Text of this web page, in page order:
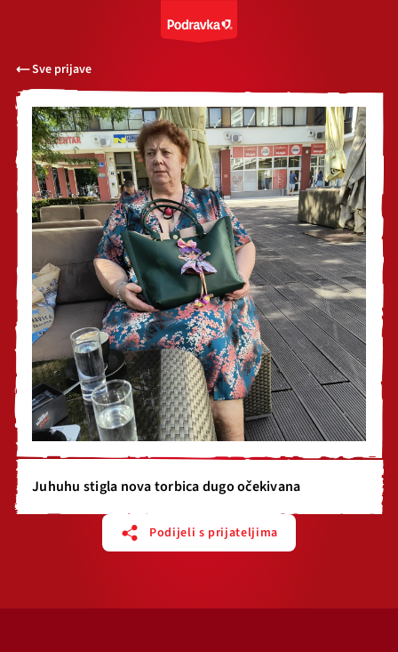
Sve prijave
Juhuhu stigla nova torbica dugo očekivana
Podijeli s prijateljima